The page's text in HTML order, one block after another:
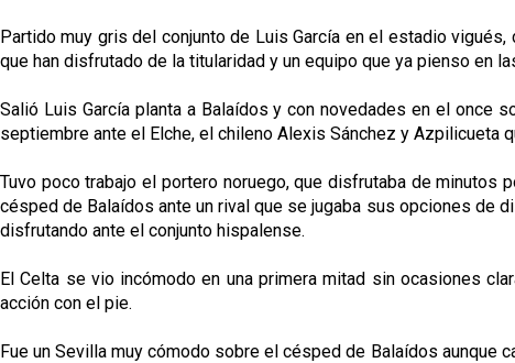
Partido muy gris del conjunto de Luis García en el estadio
que han disfrutado de la titularidad y un equipo que ya pienso en
Salió Luis García planta a Balaídos y con novedades en el once
septiembre ante el Elche, el chileno Alexis Sánchez y Azpilicueta
Tuvo poco trabajo el portero noruego, que disfrutaba de
césped de Balaídos ante un rival que se jugaba sus opciones de
disfrutando ante el conjunto hispalense.
El Celta se vio incómodo en una primera mitad sin ocasiones
acción con el pie.
Fue un Sevilla muy cómodo sobre el césped de Balaídos aunque